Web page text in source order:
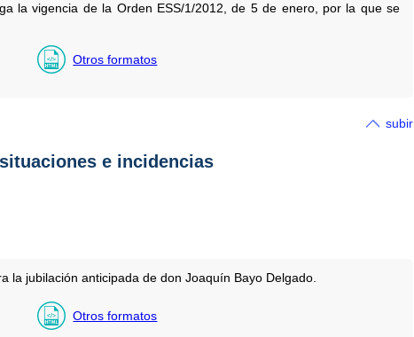
la vigencia de la Orden ESS/1/2012, de 5 de enero, por la que se
Otros formatos
subir
e incidencias
la jubilación anticipada de don Joaquín Bayo Delgado.
Otros formatos